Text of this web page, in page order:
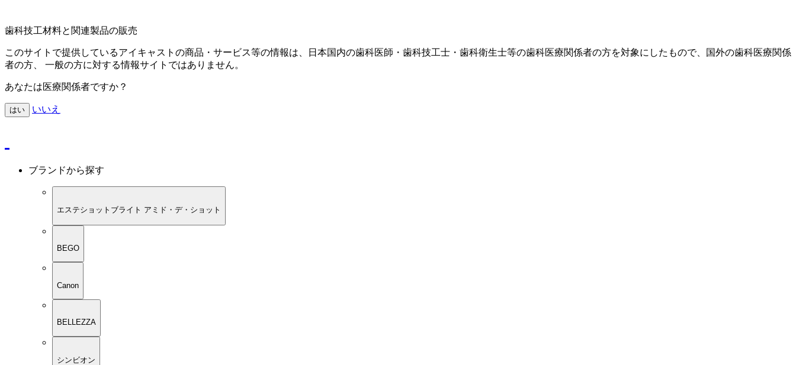
歯科技工材料と関連製品の販売
このサイトで提供しているアイキャストの商品・サービス等の情報は、日本国内の歯科医師・歯科技工士・歯科衛生士等の歯科医療関係者の方を対象にしたもので、国外の歯科医療関係
者の方、 一般の方に対する情報サイトではありません。
あなたは医療関係者ですか？
はい いいえ
ブランドから探す
エステショットブライト アミド・デ・ショット
BEGO
Canon
BELLEZZA
シンビオン